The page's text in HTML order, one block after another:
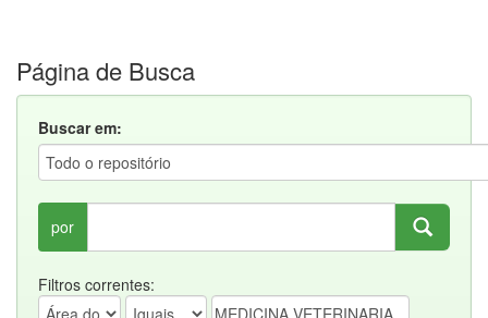
Página de Busca
Buscar em:
por
Filtros correntes: